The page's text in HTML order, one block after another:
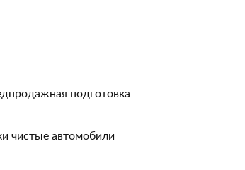
подготовка
чистые автомобили